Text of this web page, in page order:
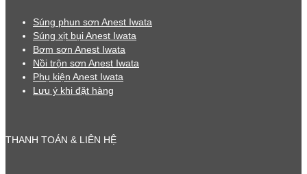
Súng phun sơn Anest Iwata
Súng xịt bụi Anest Iwata
Bơm sơn Anest Iwata
Nồi trộn sơn Anest Iwata
Phụ kiện Anest Iwata
Lưu ý khi đặt hàng
THANH TOÁN & LIÊN HỆ